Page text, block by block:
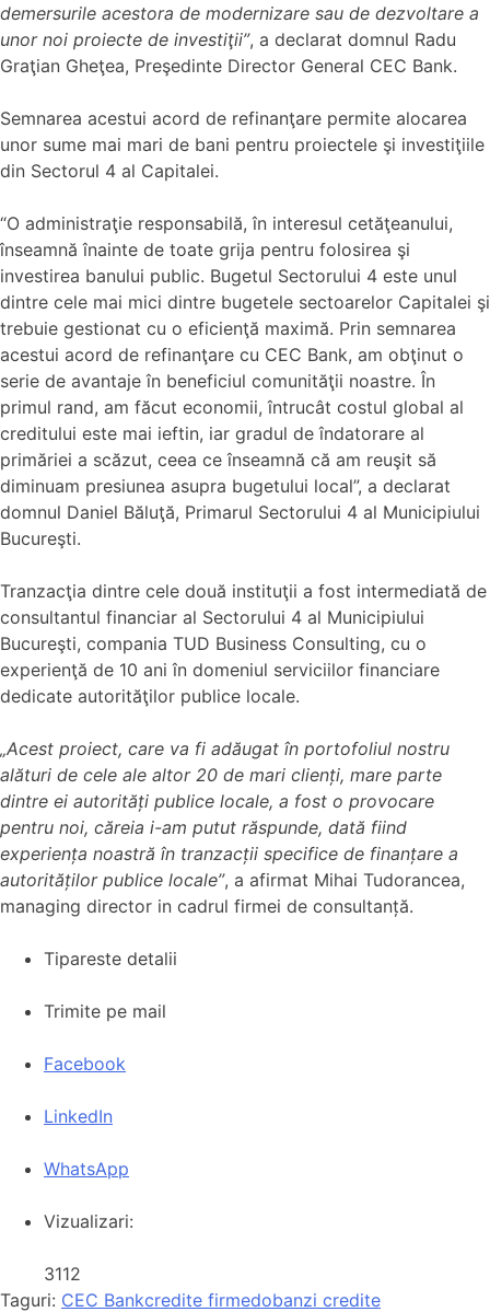
demersurile acestora de modernizare sau de dezvoltare a
unor noi proiecte de investiţii”, a declarat domnul Radu
Graţian Gheţea, Preşedinte Director General CEC Bank.
Semnarea acestui acord de refinanţare permite alocarea
unor sume mai mari de bani pentru proiectele şi investiţiile
din Sectorul 4 al Capitalei.
“O administraţie responsabilă, în interesul cetăţeanului,
înseamnă înainte de toate grija pentru folosirea şi
investirea banului public. Bugetul Sectorului 4 este unul
dintre cele mai mici dintre bugetele sectoarelor Capitalei şi
trebuie gestionat cu o eficienţă maximă. Prin semnarea
acestui acord de refinanţare cu CEC Bank, am obţinut o
serie de avantaje în beneficiul comunităţii noastre. În
primul rand, am făcut economii, întrucât costul global al
creditului este mai ieftin, iar gradul de îndatorare al
primăriei a scăzut, ceea ce înseamnă că am reuşit să
diminuam presiunea asupra bugetului local”, a declarat
domnul Daniel Băluţă, Primarul Sectorului 4 al Municipiului
Bucureşti.
Tranzacţia dintre cele două instituţii a fost intermediată de
consultantul financiar al Sectorului 4 al Municipiului
Bucureşti, compania TUD Business Consulting, cu o
experienţă de 10 ani în domeniul serviciilor financiare
dedicate autorităţilor publice locale.
„Acest proiect, care va fi adăugat în portofoliul nostru
alături de cele ale altor 20 de mari clienți, mare parte
dintre ei autorități publice locale, a fost o provocare
pentru noi, căreia i-am putut răspunde, dată fiind
experiența noastră în tranzacții specifice de finanțare a
autorităților publice locale”, a afirmat Mihai Tudorancea,
managing director in cadrul firmei de consultanță.
Tipareste detalii
Trimite pe mail
Facebook
LinkedIn
WhatsApp
Vizualizari:
3112
Taguri: CEC Bankcredite firmedobanzi credite